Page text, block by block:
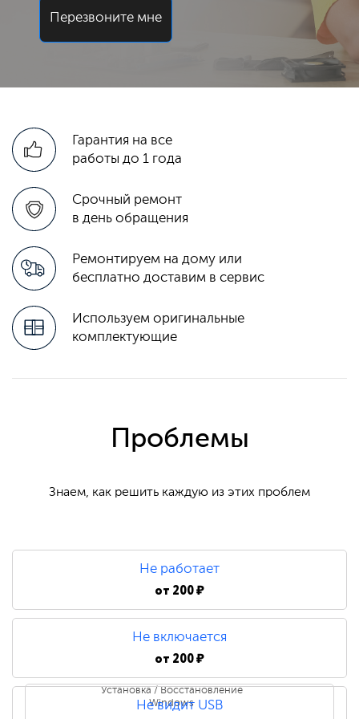
Перезвоните мне
Гарантия на все
работы до 1 года
Срочный ремонт
в день обращения
Ремонтируем на дому или
бесплатно доставим в сервис
Используем оригинальные
комплектующие
Проблемы
Знаем, как решить каждую из этих проблем
Не работает
от 200 ₽
Не включается
от 200 ₽
Установка / Восстановление
Windows
Не видит USB